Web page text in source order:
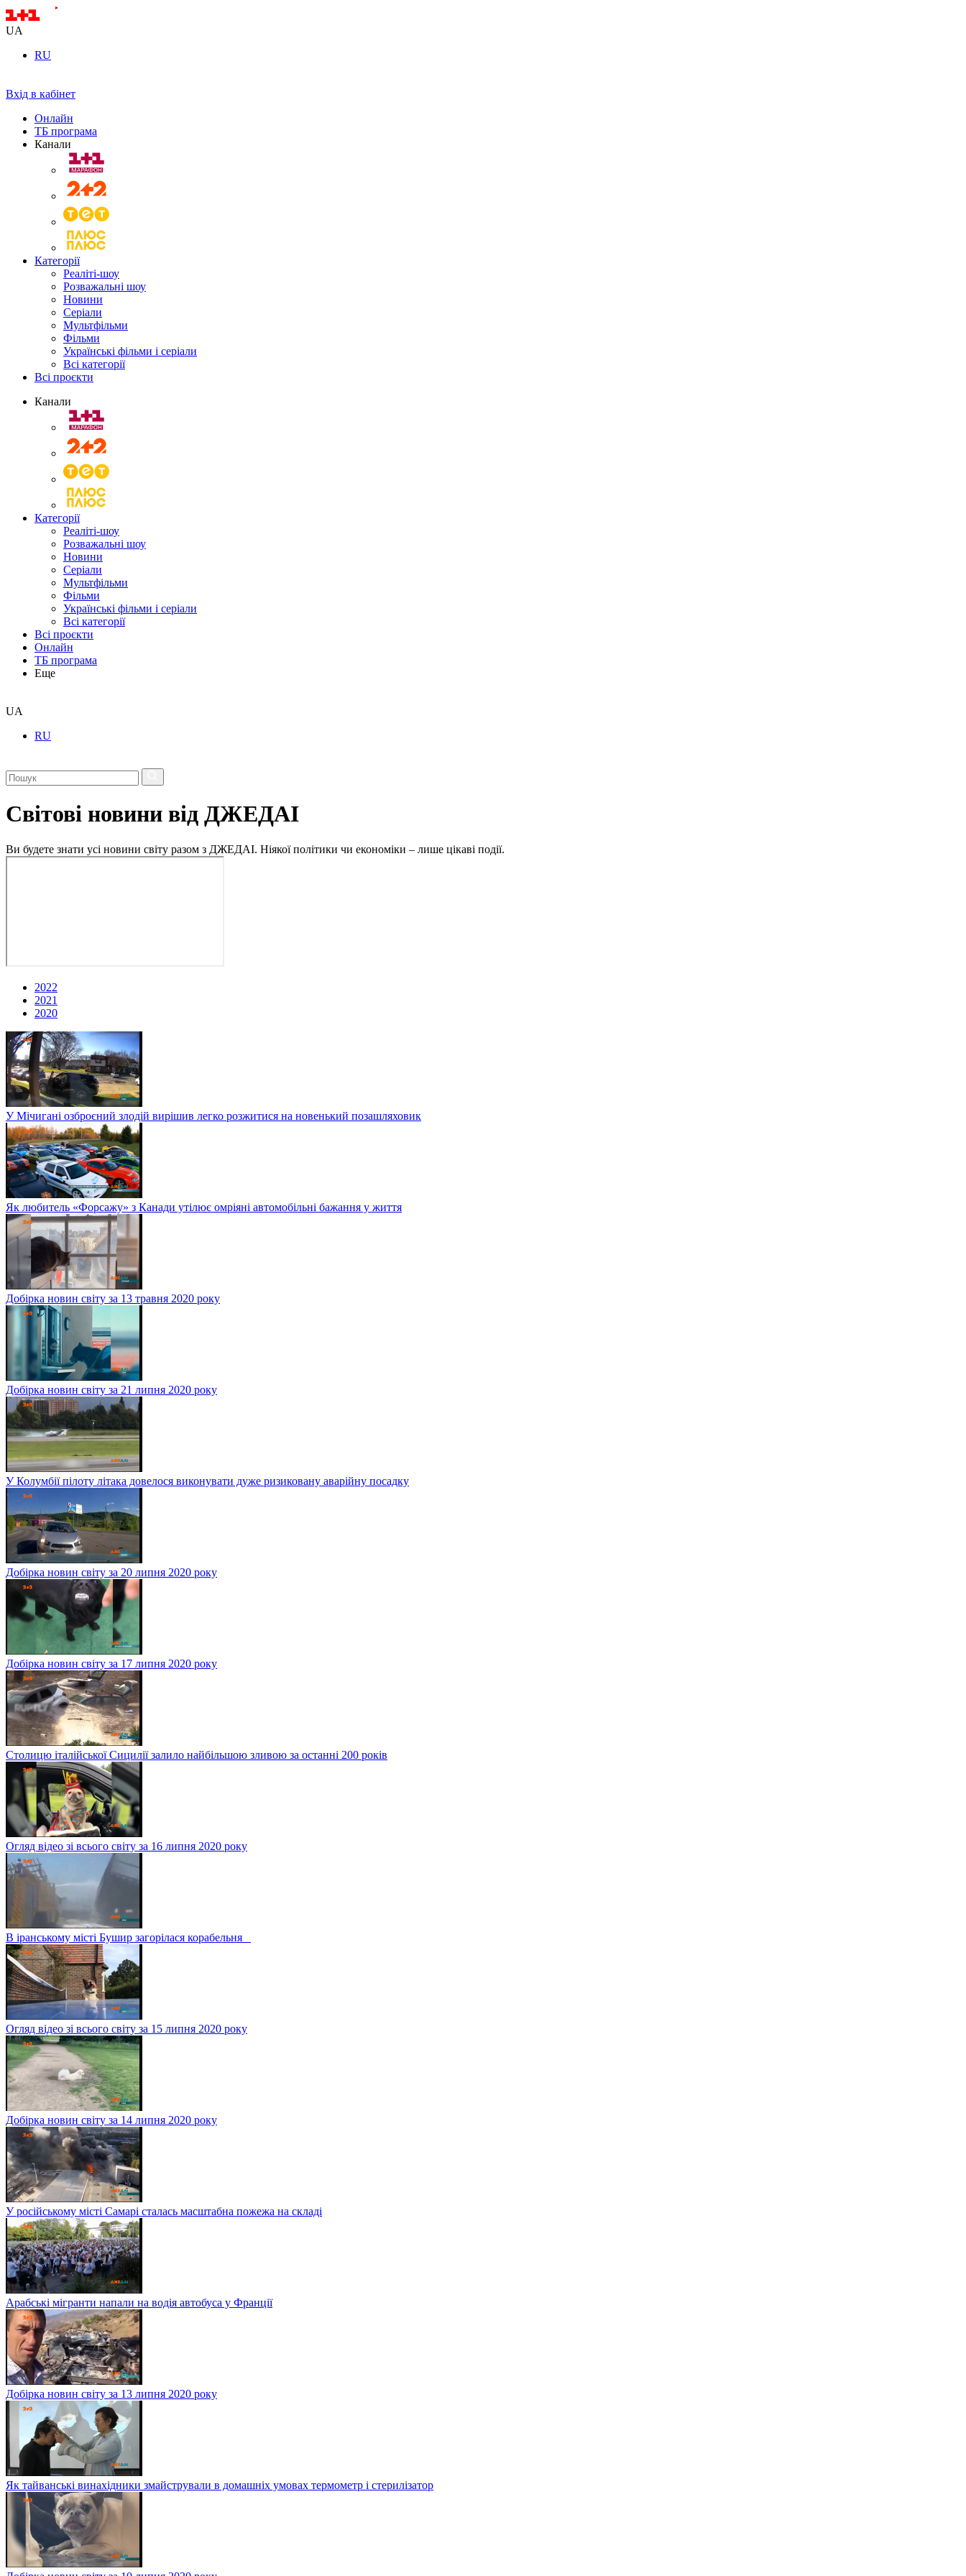
UA
RU
Вхід в кабінет
Онлайн
ТБ програма
Канали
Категорії
Реаліті-шоу
Розважальні шоу
Новини
Серіали
Мультфільми
Фільми
Українські фільми і серіали
Всі категорії
Всі проєкти
Канали
Категорії
Реаліті-шоу
Розважальні шоу
Новини
Серіали
Мультфільми
Фільми
Українські фільми і серіали
Всі категорії
Всі проєкти
Онлайн
ТБ програма
Еще
UA
RU
Світові новини від ДЖЕДАІ
Ви будете знати усі новини світу разом з ДЖЕДАІ. Ніякої політики чи економіки – лише цікаві події.
2022
2021
2020
У Мічигані озброєний злодій вирішив легко розжитися на новенький позашляховик
Як любитель «Форсажу» з Канади утілює омріяні автомобільні бажання у життя
Добірка новин світу за 13 травня 2020 року
Добірка новин світу за 21 липня 2020 року
У Колумбії пілоту літака довелося виконувати дуже ризиковану аварійну посадку
Добірка новин світу за 20 липня 2020 року
Добірка новин світу за 17 липня 2020 року
Столицю італійської Сицилії залило найбільшою зливою за останні 200 років
Огляд відео зі всього світу за 16 липня 2020 року
В іранському місті Бушир загорілася корабельня
Огляд відео зі всього світу за 15 липня 2020 року
Добірка новин світу за 14 липня 2020 року
У російському місті Самарі сталась масштабна пожежа на складі
Арабські мігранти напали на водія автобуса у Франції
Добірка новин світу за 13 липня 2020 року
Як тайванські винахідники змайстрували в домашніх умовах термометр і стерилізатор